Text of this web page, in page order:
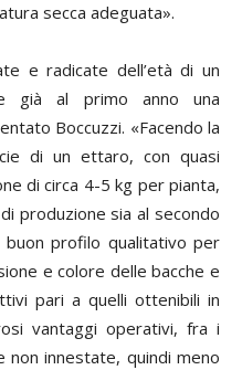
secca adeguata».
e radicate dell’età di un
già al primo anno una
Boccuzzi. «Facendo la
di un ettaro, con quasi
di circa 4-5 kg per pianta,
produzione sia al secondo
profilo qualitativo per
e colore delle bacche e
pari a quelli ottenibili in
vantaggi operativi, fra i
non innestate, quindi meno